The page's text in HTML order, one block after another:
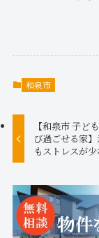
和泉市
【和泉市 子ど
び過ごせる家
もストレスが